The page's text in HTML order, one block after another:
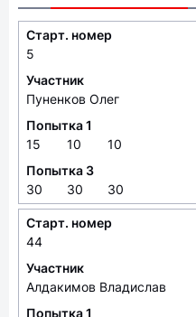
Старт. номер
5
Участник
Пуненков Олег
Попытка 1
15
10 10
Попытка 3
30
30 30
Старт. номер
44
Участник
Алдакимов Владислав
Попытка 1